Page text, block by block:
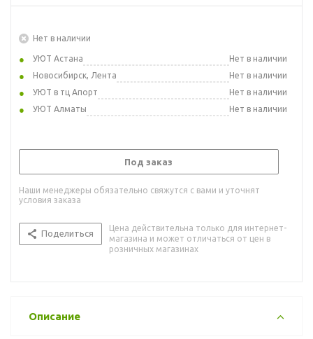
Нет в наличии
УЮТ Астана
Нет в наличии
Новосибирск, Лента
Нет в наличии
УЮТ в тц Апорт
Нет в наличии
УЮТ Алматы
Нет в наличии
Под заказ
Наши менеджеры обязательно свяжутся с вами и уточнят
условия заказа
Поделиться
Цена действительна только для интернет-
магазина и может отличаться от цен в
розничных магазинах
Описание